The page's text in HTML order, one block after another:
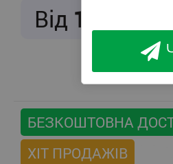
Від 166
БЕЗКОШТОВНА
ХІТ ПРОДАЖІВ